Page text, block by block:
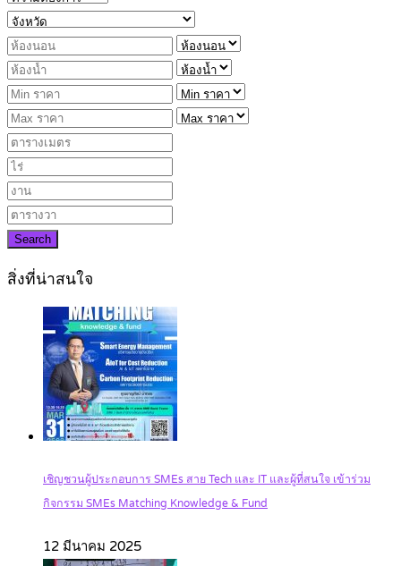
Search
สิ่งที่น่าสนใจ
เชิญชวนผู้ประกอบการ SMEs สาย Tech และ IT และผู้ที่สนใจ เข้าร่วม
กิจกรรม SMEs Matching Knowledge & Fund
12 มีนาคม 2025